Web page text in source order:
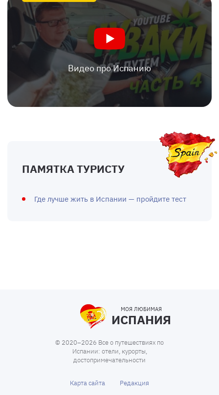
Видео про Испанию
ПАМЯТКА ТУРИСТУ
Где лучше жить в Испании — пройдите тест
МОЯ ЛЮБИМАЯ
ИСПАНИЯ
© 2020–2026 Все о путешествиях по
Испании: отели, курорты,
достопримечательности
Карта сайта Редакция